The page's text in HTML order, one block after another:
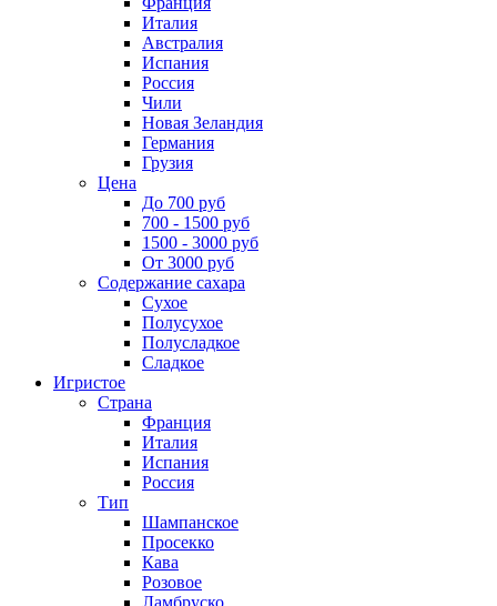
Италия
Австралия
Испания
Россия
Чили
Новая Зеландия
Германия
Грузия
Цена
До 700 руб
700 - 1500 руб
1500 - 3000 руб
От 3000 руб
Содержание сахара
Сухое
Полусухое
Полусладкое
Сладкое
Игристое
Страна
Франция
Италия
Испания
Россия
Тип
Шампанское
Просекко
Кава
Розовое
Ламбруско